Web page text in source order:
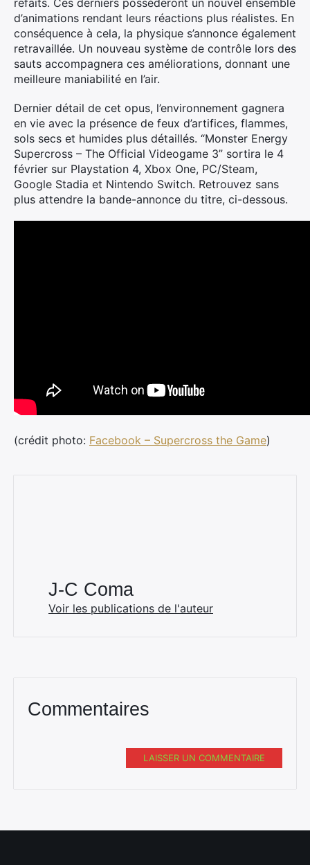
refaits. Ces derniers possèderont un nouvel ensemble
d’animations rendant leurs réactions plus réalistes. En
conséquence à cela, la physique s’annonce également
retravaillée. Un nouveau système de contrôle lors des
sauts accompagnera ces améliorations, donnant une
meilleure maniabilité en l’air.
Dernier détail de cet opus, l’environnement gagnera
en vie avec la présence de feux d’artifices, flammes,
sols secs et humides plus détaillés. “Monster Energy
Supercross – The Official Videogame 3” sortira le 4
février sur Playstation 4, Xbox One, PC/Steam,
Google Stadia et Nintendo Switch. Retrouvez sans
plus attendre la bande-annonce du titre, ci-dessous.
(crédit photo: Facebook – Supercross the Game)
J-C Coma
Voir les publications de l'auteur
Commentaires
LAISSER UN COMMENTAIRE
Rechercher
: